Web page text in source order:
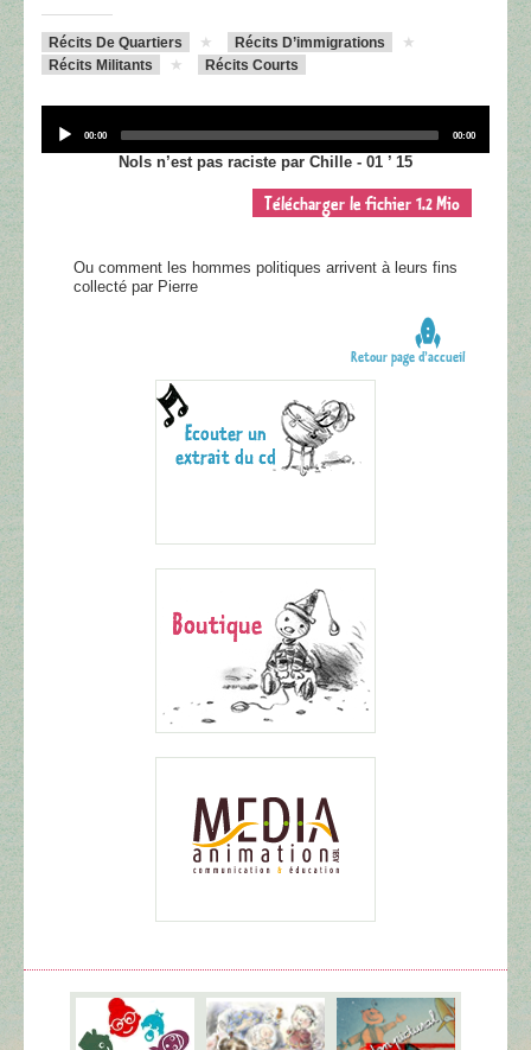
Récits De Quartiers
Récits D’immigrations
Récits Militants
Récits Courts
Player
Current
00:00 Total
00:00
Nols n’est pas raciste par Chille - 01 ’ 15
Télécharger le fichier 1.2 Mio
Ou comment les hommes politiques arrivent à leurs fins
collecté par Pierre
Retour page d’accueil